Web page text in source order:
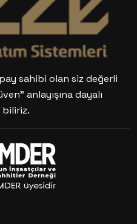
pay sahibi olan siz değerli
anlayışına dayalı
biliriz.